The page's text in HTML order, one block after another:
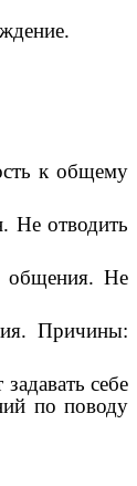
к общему
Не отводить
общения. Не
Причины:
себе
по поводу